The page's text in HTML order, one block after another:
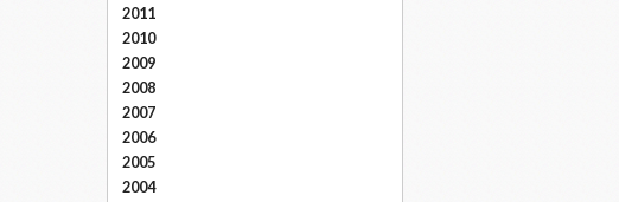
2011
2010
2009
2008
2007
2006
2005
2004